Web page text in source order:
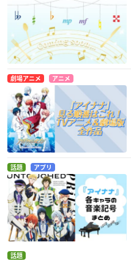
劇場アニメ アニメ
話題 アプリ
話題